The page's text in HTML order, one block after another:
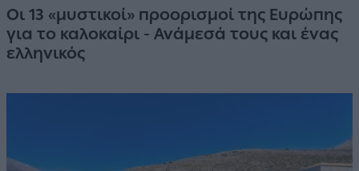
Οι 13 «μυστικοί» προορισμοί της Ευρώπης
για το καλοκαίρι - Ανάμεσά τους και ένας
ελληνικός